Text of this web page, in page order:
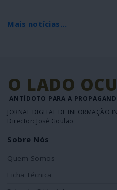
Mais notícias...
O LADO
ANTÍDOTO PARA A
JORNAL DIGITAL DE INFORMAÇÃO
Director: José Goulão
Sobre Nós
Quem Somos
Ficha Técnica